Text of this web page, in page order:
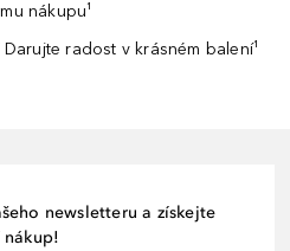
nákupu¹
radost v krásném balení¹
newsletteru a získejte
nákup!